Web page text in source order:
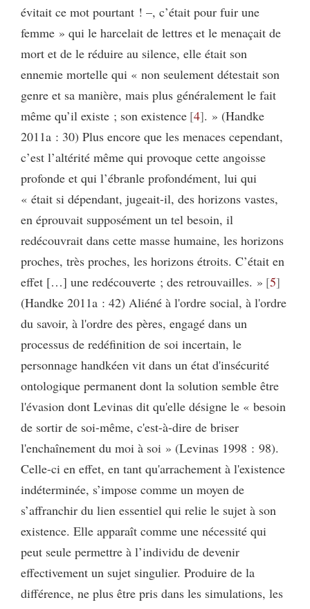
évitait ce mot pourtant ! –, c’était pour fuir une
femme » qui le harcelait de lettres et le menaçait de
mort et de le réduire au silence, elle était son
ennemie mortelle qui « non seulement détestait son
genre et sa manière, mais plus généralement le fait
même qu’il existe ; son existence 4 . » (Handke
2011a : 30) Plus encore que les menaces cependant,
c’est l’altérité même qui provoque cette angoisse
profonde et qui l’ébranle profondément, lui qui
« était si dépendant, jugeait-il, des horizons vastes,
en éprouvait supposément un tel besoin, il
redécouvrait dans cette masse humaine, les horizons
proches, très proches, les horizons étroits. C’était en
effet […] une redécouverte ; des retrouvailles. » 5
(Handke 2011a : 42) Aliéné à l'ordre social, à l'ordre
du savoir, à l'ordre des pères, engagé dans un
processus de redéfinition de soi incertain, le
personnage handkéen vit dans un état d'insécurité
ontologique permanent dont la solution semble être
l'évasion dont Levinas dit qu'elle désigne le « besoin
de sortir de soi-même, c'est-à-dire de briser
l'enchaînement du moi à soi » (Levinas 1998 : 98).
Celle-ci en effet, en tant qu'arrachement à l'existence
indéterminée, s’impose comme un moyen de
s’affranchir du lien essentiel qui relie le sujet à son
existence. Elle apparaît comme une nécessité qui
peut seule permettre à l’individu de devenir
effectivement un sujet singulier. Produire de la
différence, ne plus être pris dans les simulations, les